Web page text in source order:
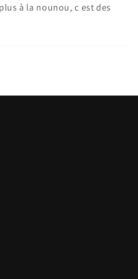
à la nounou, c est des